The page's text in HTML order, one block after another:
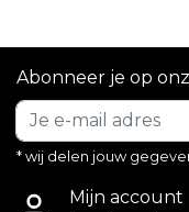
Abonneer je op
* wij delen jouw
Mijn account